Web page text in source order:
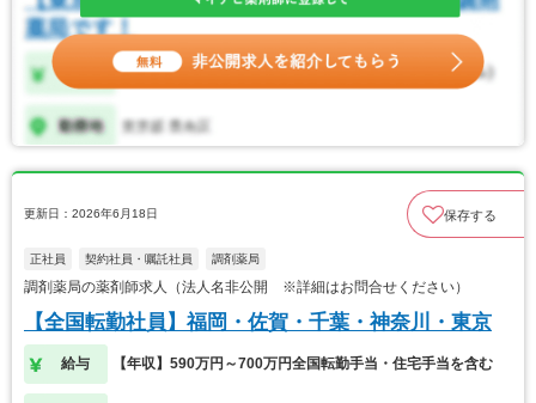
更新日：2026年6月18日 保存する
正社員 契約社員・嘱託社員 調剤薬局
調剤薬局の薬剤師求人（法人名非公開 ※詳細はお問合せください）
【全国転勤社員】福岡・佐賀・千葉・神奈川・東京
給与 【年収】590万円～700万円全国転勤手当・住宅手当を含む